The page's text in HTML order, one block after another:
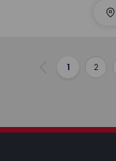
Anterior
1 2